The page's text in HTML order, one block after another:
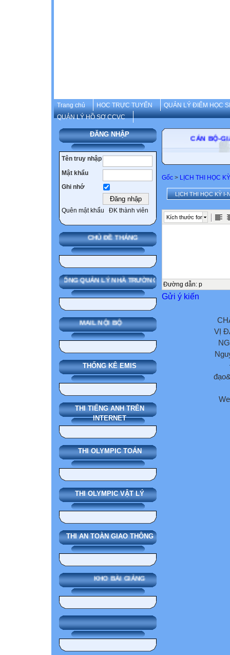
Trang chủ HOC TRỰC TUYẾN
QUẢN LÝ ĐIỂM HỌC
QUẢN LÝ HỒ SƠ CCVC
ĐĂNG NHẬP
Tên truy nhập
Mật khẩu
Ghi nhớ
Quên mật khẩu ĐK thành viên
CHỦ ĐỀ THÁNG
SMAS HỆ THỐNG QUẢN LÝ NHÀ TRƯỜNG
MAIL NỘI BỘ
THỐNG KÊ EMIS
THI TIẾNG ANH TRÊN
INTERNET
THI OLYMPIC TOÁN
THI OLYMPIC VẬT LÝ
THI AN TOÀN GIAO THÔNG
KHO BÀI GIẢNG
CÁN
Gốc > LỊCH THI HỌC
LỊCH THI HỌC KỲ I-
Kích thước font
Đường dẫn: p
Gửi ý kiến
VỊ